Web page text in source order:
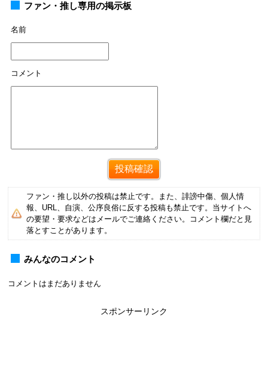
ファン・推し専用の掲示板
名前
コメント
ファン・推し以外の投稿は禁止です。また、誹謗中傷、個人情
報、URL、自演、公序良俗に反する投稿も禁止です。当サイトへ
の要望・要求などはメールでご連絡ください。コメント欄だと見
落とすことがあります。
みんなのコメント
コメントはまだありません
スポンサーリンク